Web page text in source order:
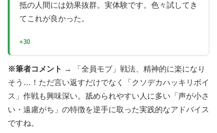
抵の人間には効果抜群。実体験です。色々試してき
てこれが良かった。
+30
※筆者コメント →
「全員モブ」戦法、精神的に楽になり
そう…！ただ言い返すだけでなく「クソデカハッキリボイ
ス」作戦も興味深い。舐められやすい人に多い「声が小さ
い・遠慮がち」の特徴を逆手に取った実践的なアドバイス
ですね。